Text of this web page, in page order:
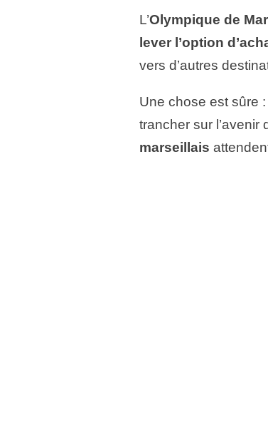
L’Olympique de
lever l’option
vers d’autres
Une chose est sûre
trancher sur l’avenir
marseillais